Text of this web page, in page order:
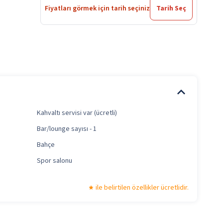
Fiyatları görmek için tarih seçiniz Tarih Seç
Kahvaltı servisi var (ücretli)
Bar/lounge sayısı - 1
Bahçe
Spor salonu
ile belirtilen özellikler ücretlidir.